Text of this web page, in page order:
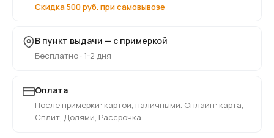
Скидка 500 руб. при самовывозе
В пункт выдачи — с примеркой
Бесплатно · 1-2 дня
Оплата
После примерки: картой, наличными. Онлайн: карта,
Сплит, Долями, Рассрочка